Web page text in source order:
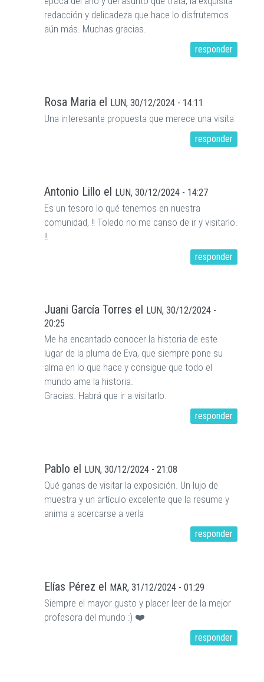
redacción y delicadeza que hace lo disfrutemos
aún más. Muchas gracias.
responder
Rosa Maria el LUN, 30/12/2024 - 14:11
Una interesante propuesta que merece una visita
responder
Antonio Lillo el LUN, 30/12/2024 - 14:27
Es un tesoro lo qué tenemos en nuestra
comunidad, !! Toledo no me canso de ir y visitarlo.
!!
responder
Juani García Torres el LUN, 30/12/2024 -
20:25
Me ha encantado conocer la historia de este
lugar de la pluma de Eva, que siempre pone su
alma en lo que hace y consigue que todo el
mundo ame la historia.
Gracias. Habrá que ir a visitarlo.
responder
Pablo el LUN, 30/12/2024 - 21:08
Qué ganas de visitar la exposición. Un lujo de
muestra y un artículo excelente que la resume y
anima a acercarse a verla
responder
Elías Pérez el MAR, 31/12/2024 - 01:29
Siempre el mayor gusto y placer leer de la mejor
profesora del mundo :) ❤️
responder